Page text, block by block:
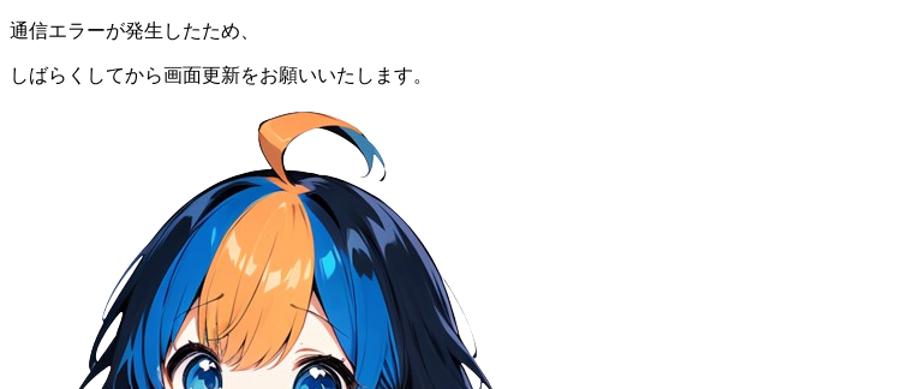
通信エラーが発生したため、
しばらくしてから画面更新をお願いいたします。